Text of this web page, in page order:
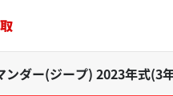
ンダー(ジープ) 2023年式(3